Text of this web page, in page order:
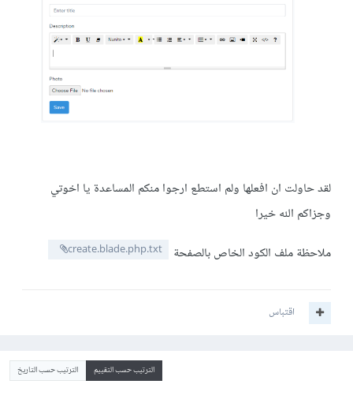
لقد حاولت ان افعلها ولم استطع ارجوا منكم المساعدة يا اخوتي
وجزاكم الله خيرا
ملاحظة ملف الكود الخاص بالصفحة
create.blade.php.txt
اقتباس
الترتيب حسب التقييم الترتيب حسب التاريخ